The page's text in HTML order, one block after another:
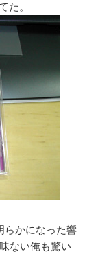
た。
らかになった響
ない俺も驚い